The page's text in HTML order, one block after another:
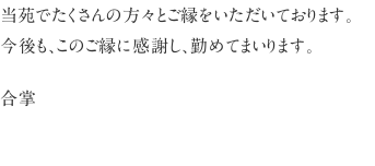
当苑でたくさんの方々とご縁をいただいております。
今後も、このご縁に感謝し、勤めてまいります。
合掌